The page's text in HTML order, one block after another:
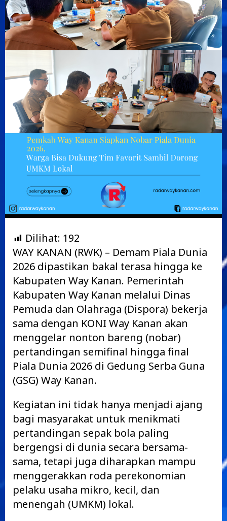
Dilihat: 192
WAY KANAN (RWK) – Demam Piala Dunia
2026 dipastikan bakal terasa hingga ke
Kabupaten Way Kanan. Pemerintah
Kabupaten Way Kanan melalui Dinas
Pemuda dan Olahraga (Dispora) bekerja
sama dengan KONI Way Kanan akan
menggelar nonton bareng (nobar)
pertandingan semifinal hingga final
Piala Dunia 2026 di Gedung Serba Guna
(GSG) Way Kanan.
Kegiatan ini tidak hanya menjadi ajang
bagi masyarakat untuk menikmati
pertandingan sepak bola paling
bergengsi di dunia secara bersama-
sama, tetapi juga diharapkan mampu
menggerakkan roda perekonomian
pelaku usaha mikro, kecil, dan
menengah (UMKM) lokal.